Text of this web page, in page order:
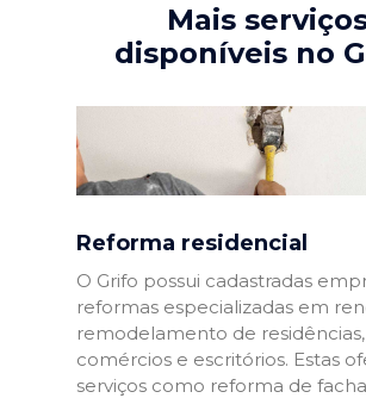
Mais
disponíveis no
Reforma residencial
O Grifo possui cadastradas
reformas especializadas em
remodelamento de residências,
comércios e escritórios. Estas
serviços como reforma de